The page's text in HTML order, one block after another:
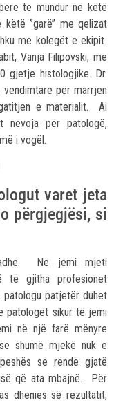
të mundur në këtë
‘’garë’’ me qelizat
me kolegët e ekipit
Vanja Filipovski, me
gjetje histologjike. Dr.
për marrjen
e materialit. Ai
për patologë,
i vogël.
varet jeta
përgjegjësi, si
Ne jemi mjeti
të gjitha profesionet
patologu patjetër duhet
patologët sikur të jemi
në një farë mënyre
shumë mjekë nuk e
së rëndë gjatë
që ata mbajnë. Për
dhënies së rezultatit,